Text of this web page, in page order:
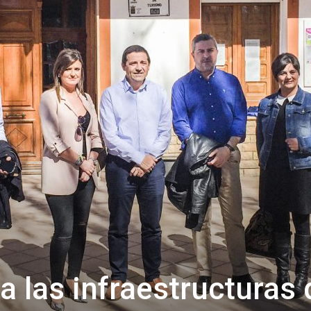
de
Almería
las infraestructuras